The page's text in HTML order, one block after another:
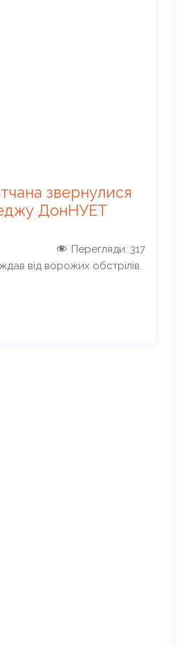
звернулися
ДонНУЕТ
Перегляди: 317
від ворожих обстрілів.